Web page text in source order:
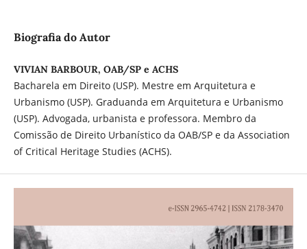
Biografia do Autor
VIVIAN BARBOUR, OAB/SP e ACHS
Bacharela em Direito (USP). Mestre em Arquitetura e
Urbanismo (USP). Graduanda em Arquitetura e Urbanismo
(USP). Advogada, urbanista e professora. Membro da
Comissão de Direito Urbanístico da OAB/SP e da Association
of Critical Heritage Studies (ACHS).